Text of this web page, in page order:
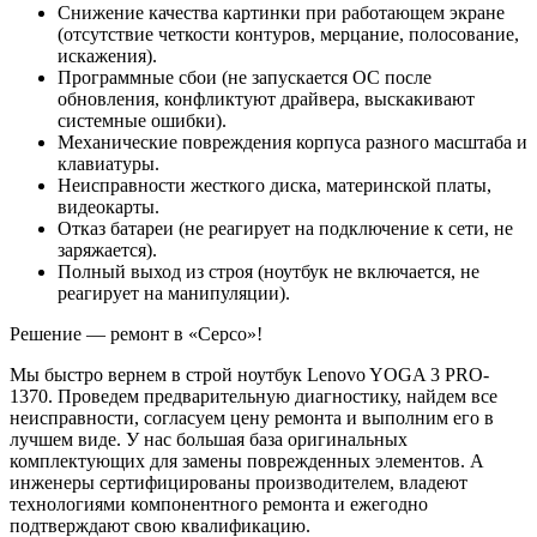
Снижение качества картинки при работающем экране
(отсутствие четкости контуров, мерцание, полосование,
искажения).
Программные сбои (не запускается ОС после
обновления, конфликтуют драйвера, выскакивают
системные ошибки).
Механические повреждения корпуса разного масштаба и
клавиатуры.
Неисправности жесткого диска, материнской платы,
видеокарты.
Отказ батареи (не реагирует на подключение к сети, не
заряжается).
Полный выход из строя (ноутбук не включается, не
реагирует на манипуляции).
Решение — ремонт в «Серсо»!
Мы быстро вернем в строй ноутбук Lenovo YOGA 3 PRO-
1370. Проведем предварительную диагностику, найдем все
неисправности, согласуем цену ремонта и выполним его в
лучшем виде. У нас большая база оригинальных
комплектующих для замены поврежденных элементов. А
инженеры сертифицированы производителем, владеют
технологиями компонентного ремонта и ежегодно
подтверждают свою квалификацию.